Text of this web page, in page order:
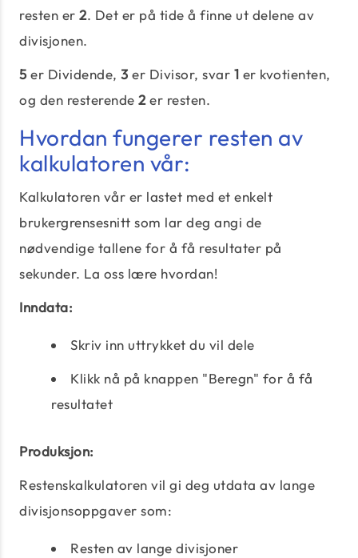
resten er 2. Det er på tide å finne ut delene av
divisjonen.
5er Dividende, 3 er Divisor, svar 1 er kvotienten,
og den resterende 2er resten.
Hvordan fungerer resten av
kalkulatoren vår:
Kalkulatoren vår er lastet med et enkelt
brukergrensesnitt som lar deg angi de
nødvendige tallene for å få resultater på
sekunder. La oss lære hvordan!
Inndata:
Skriv inn uttrykket du vil dele
Klikk nå på knappen "Beregn" for å få
resultatet
Produksjon:
Restenskalkulatoren vil gi deg utdata av lange
divisjonsoppgaver som:
Resten av lange divisjoner